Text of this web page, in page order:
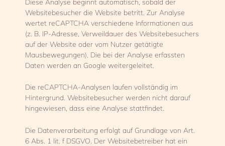
Diese Analyse beginnt automatisch, sobald der
Websitebesucher die Website betritt. Zur Analyse
wertet reCAPTCHA verschiedene Informationen aus
(z. B. IP-Adresse, Verweildauer des Websitebesuchers
auf der Website oder vom Nutzer getätigte
Mausbewegungen). Die bei der Analyse erfassten
Daten werden an Google weitergeleitet.
Die reCAPTCHA-Analysen laufen vollständig im
Hintergrund. Websitebesucher werden nicht darauf
hingewiesen, dass eine Analyse stattfindet.
Die Datenverarbeitung erfolgt auf Grundlage von Art.
6 Abs. 1 lit. f DSGVO. Der Websitebetreiber hat ein